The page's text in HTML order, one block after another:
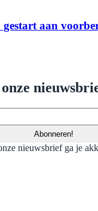
aan
nieuwsbrief ga je